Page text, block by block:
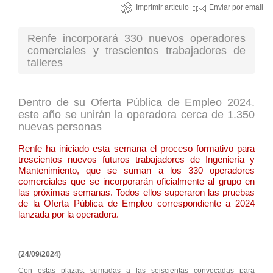
Imprimir artículo Enviar por email
Renfe incorporará 330 nuevos operadores
comerciales y trescientos trabajadores de
talleres
Dentro de su Oferta Pública de Empleo 2024.
este año se unirán la operadora cerca de 1.350
nuevas personas
Renfe ha iniciado esta semana el proceso formativo para
trescientos nuevos futuros trabajadores de Ingeniería y
Mantenimiento, que se suman a los 330 operadores
comerciales que se incorporarán oficialmente al grupo en
las próximas semanas. Todos ellos superaron las pruebas
de la Oferta Pública de Empleo correspondiente a 2024
lanzada por la operadora.
(24/09/2024)
Con estas plazas, sumadas a las seiscientas convocadas para